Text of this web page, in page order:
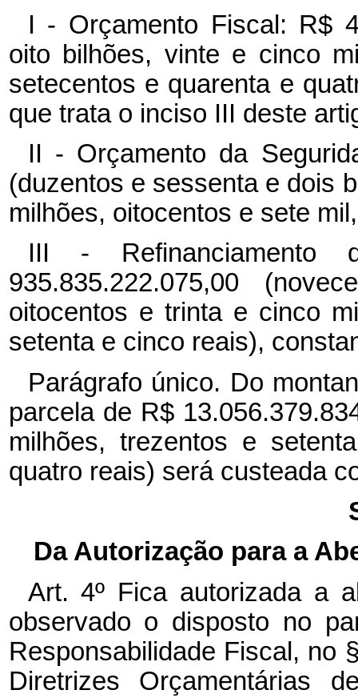
I - Orçamento Fiscal: R$
oito bilhões, vinte e cinco
setecentos e quarenta e
que trata o inciso III deste
II - Orçamento da
(duzentos e sessenta e dois
milhões, oitocentos e sete
III - Refinanciamento
935.835.222.075,00
oitocentos e trinta e cinco
setenta e cinco reais),
Parágrafo único. Do
parcela de R$
milhões, trezentos e
quatro reais) será custeada
Da Autorização para a
Art. 4º Fica autorizada a
observado o disposto no
Responsabilidade Fiscal, no
Diretrizes Orçamentárias